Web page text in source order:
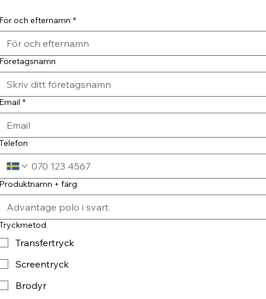
och efternamn *
*
+ färg
Transfertryck
Screentryck
Brodyr